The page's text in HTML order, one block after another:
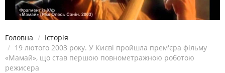
Головна
Історія
19 лютого 2003 року. У Києві пройшла прем'єра фільму
«Мамай», що став першою повнометражною роботою
режисера